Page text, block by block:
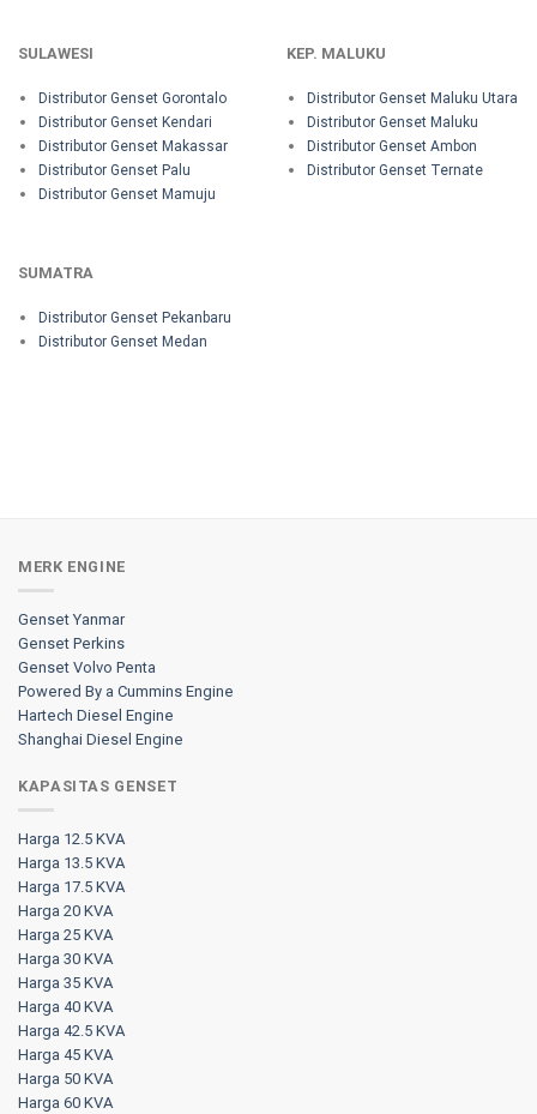
SULAWESI
Distributor Genset Gorontalo
Distributor Genset Kendari
Distributor Genset Makassar
Distributor Genset Palu
Distributor Genset Mamuju
KEP. MALUKU
Distributor Genset Maluku Utara
Distributor Genset Maluku
Distributor Genset Ambon
Distributor Genset Ternate
SUMATRA
Distributor Genset Pekanbaru
Distributor Genset Medan
MERK ENGINE
Genset Yanmar
Genset Perkins
Genset Volvo Penta
Powered By a Cummins Engine
Hartech Diesel Engine
Shanghai Diesel Engine
KAPASITAS GENSET
Harga 12.5 KVA
Harga 13.5 KVA
Harga 17.5 KVA
Harga 20 KVA
Harga 25 KVA
Harga 30 KVA
Harga 35 KVA
Harga 40 KVA
Harga 42.5 KVA
Harga 45 KVA
Harga 50 KVA
Harga 60 KVA